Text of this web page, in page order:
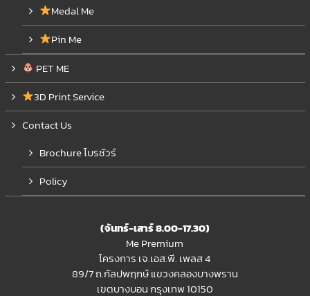
Medal Me
Pin Me
PET ME
3D Print Service
Contact Us
Brochure โบรชัวร์
Policy
(จันทร์-เสาร์ 8.00-17.30)
Me Premium
โครงการ เจ.เอส.พี. เพลส 4
89/7 ถ.กัลปพฤกษ์ แขวงคลองบางพราน
เขตบางบอน กรุงเทพ 10150